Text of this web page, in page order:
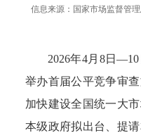
信息来源：国家市场监督管
2026年4月8日
举办首届公平竞争审
加快建设全国统一大
本级政府拟出台、提